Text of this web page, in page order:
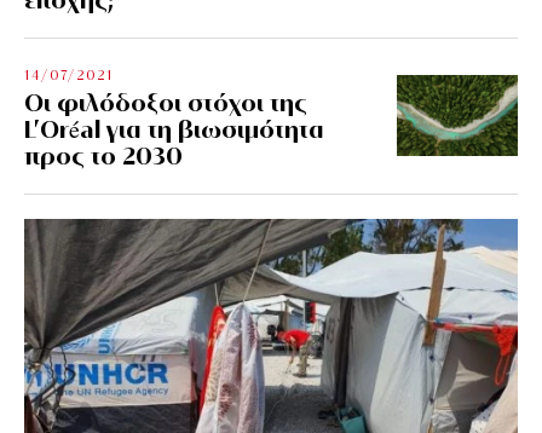
14/07/2021
Οι φιλόδοξοι στόχοι της
L’Oréal για τη βιωσιμότητα
προς το 2030